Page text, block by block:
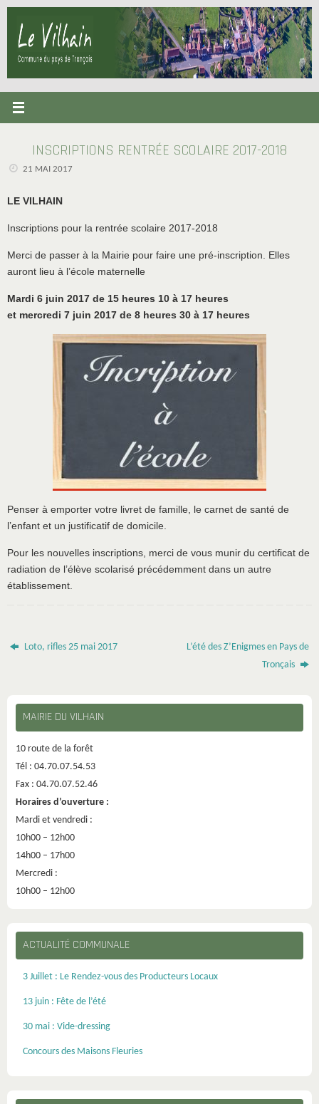
Passer
contenu
INSCRIPTIONS RENTRÉE SCOLAIRE 2017-2018
21 MAI 2017
LE VILHAIN
Inscriptions pour la rentrée scolaire 2017-2018
Merci de passer à la Mairie pour faire une pré-inscription. Elles
auront lieu à l’école maternelle
Mardi 6 juin 2017 de 15 heures 10 à 17 heures
et mercredi 7 juin 2017 de 8 heures 30 à 17 heures
Penser à emporter votre livret de famille, le carnet de santé de
l’enfant et un justificatif de domicile.
Pour les nouvelles inscriptions, merci de vous munir du certificat de
radiation de l’élève scolarisé précédemment dans un autre
établissement.
Loto, rifles 25 mai 2017
L’été des Z’Enigmes en Pays de
Tronçais
MAIRIE DU VILHAIN
10 route de la forêt
Tél : 04.70.07.54.53
Fax : 04.70.07.52.46
Horaires d’ouverture :
Mardi et vendredi :
10h00 – 12h00
14h00 – 17h00
Mercredi :
10h00 – 12h00
ACTUALITÉ COMMUNALE
3 Juillet : Le Rendez-vous des Producteurs Locaux
13 juin : Fête de l’été
30 mai : Vide-dressing
Concours des Maisons Fleuries